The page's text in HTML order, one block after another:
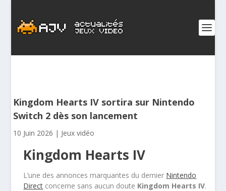
Kingdom Hearts IV sortira sur Nintendo
Switch 2 dès son lancement
10 Juin 2026 | Jeux vidéo
Kingdom Hearts IV
L’une des annonces marquantes du dernier Nintendo
Direct concerne sans aucun doute Kingdom Hearts IV.